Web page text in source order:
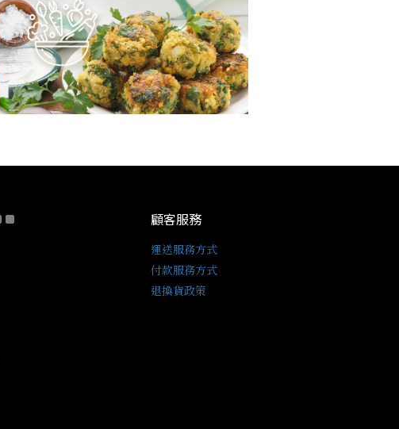
顧客服務
運送服務方式
付款服務方式
退換貨政策